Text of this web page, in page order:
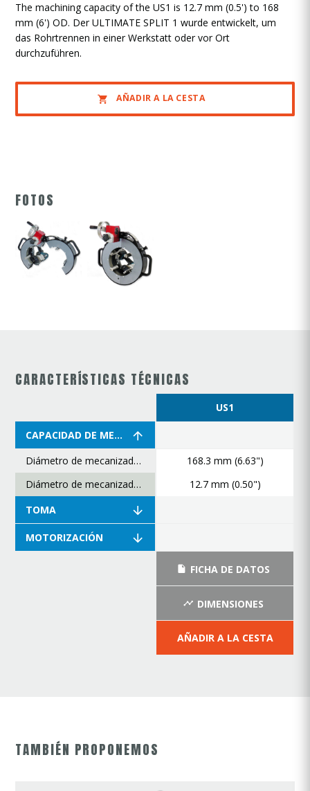
The machining capacity of the US1 is 12.7 mm (0.5') to 168
mm (6') OD. Der ULTIMATE SPLIT 1 wurde entwickelt, um
das Rohrtrennen in einer Werkstatt oder vor Ort
durchzuführen.
AÑADIR A LA CESTA
FOTOS
CARACTERÍSTICAS TÉCNICAS
CAPACIDAD DE MECANIZADO
Diámetro de mecanizado máximo
Diámetro de mecanizado mínimo
TOMA
MOTORIZACIÓN
US1
168.3 mm (6.63")
12.7 mm (0.50")
FICHA DE DATOS
DIMENSIONES
AÑADIR A LA CESTA
TAMBIÉN PROPONEMOS